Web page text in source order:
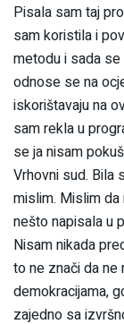
Pisala sam taj
sam koristila i
metodu i sada
odnose se na
iskorištavaju na
sam rekla u
se ja nisam
Vrhovni sud. Bila
mislim. Mislim
nešto napisala u
Nisam nikada
to ne znači da
demokracijama,
zajedno sa